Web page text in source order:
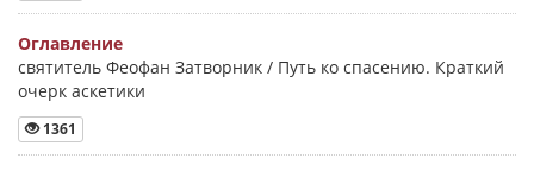
Оглавление
святитель Феофан Затворник / Путь ко спасению. Краткий
очерк аскетики
1361